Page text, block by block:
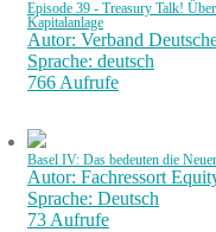
Episode 39 - Treasury Talk!
Kapitalanlage
Autor: Verband
Sprache: deutsch
766 Aufrufe
Basel IV: Das bedeuten die
Autor: Fachressort
Sprache: Deutsch
73 Aufrufe